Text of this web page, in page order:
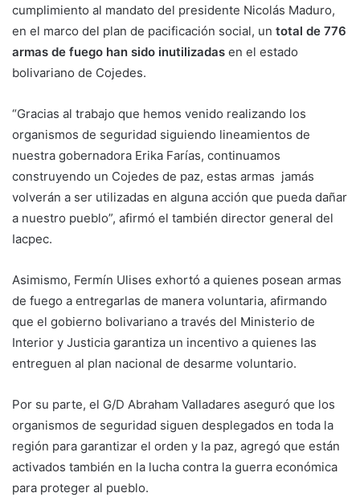
cumplimiento al mandato del presidente Nicolás Maduro,
en el marco del plan de pacificación social, un total de 776
armas de fuego han sido inutilizadas en el estado
bolivariano de Cojedes.
“Gracias al trabajo que hemos venido realizando los
organismos de seguridad siguiendo lineamientos de
nuestra gobernadora Erika Farías, continuamos
construyendo un Cojedes de paz, estas armas jamás
volverán a ser utilizadas en alguna acción que pueda dañar
a nuestro pueblo”, afirmó el también director general del
Iacpec.
Asimismo, Fermín Ulises exhortó a quienes posean armas
de fuego a entregarlas de manera voluntaria, afirmando
que el gobierno bolivariano a través del Ministerio de
Interior y Justicia garantiza un incentivo a quienes las
entreguen al plan nacional de desarme voluntario.
Por su parte, el G/D Abraham Valladares aseguró que los
organismos de seguridad siguen desplegados en toda la
región para garantizar el orden y la paz, agregó que están
activados también en la lucha contra la guerra económica
para proteger al pueblo.